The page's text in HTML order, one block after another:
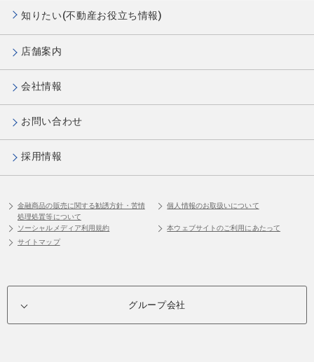
知りたい(不動産お役立ち情報)
店舗案内
会社情報
お問い合わせ
採用情報
金融商品の販売に関する勧誘方針・苦情
処理処置等について
個人情報のお取扱いについて
ソーシャルメディア利用規約
本ウェブサイトのご利用にあたって
サイトマップ
グループ会社